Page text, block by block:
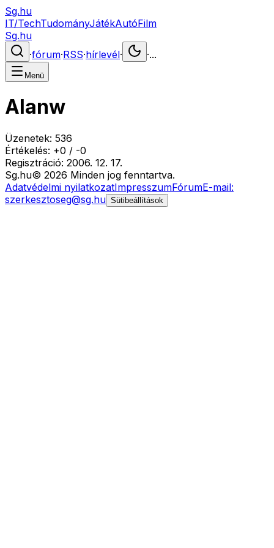
Sg.hu
IT/TechTudományJátékAutóFilm
Sg.hu
·fórum·RSS·hírlevél· ·...
Menü
Alanw
Üzenetek: 536
Értékelés: +0 / -0
Regisztráció: 2006. 12. 17.
Sg.hu© 2026 Minden jog fenntartva.
Adatvédelmi nyilatkozatImpresszumFórumE-mail:
szerkesztoseg@sg.hu Sütibeállítások